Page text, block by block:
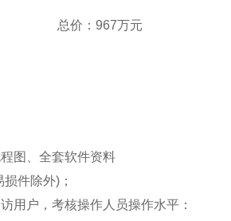
总价 ： 967万元
图、全套软件资料
件除外)；
用户，考核操作人员操作水平：